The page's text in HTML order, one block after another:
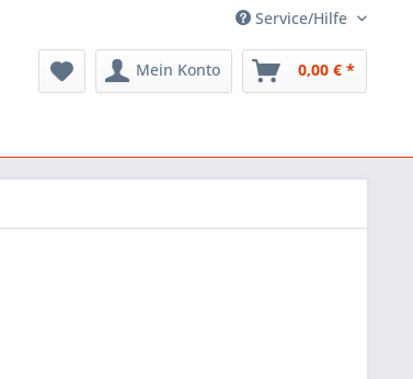
Service/Hilfe
Mein Konto 0,00 € *